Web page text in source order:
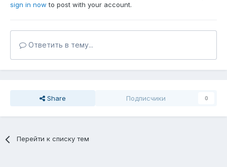
sign in now to post with your account.
Ответить в тему...
Share Подписчики 0
Перейти к списку тем